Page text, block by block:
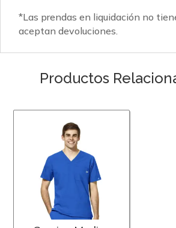
*Las prendas en liquidación no
aceptan devoluciones.
Productos